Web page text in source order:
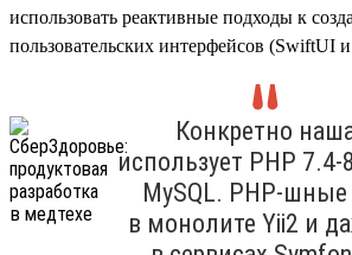
использовать реактивные подходы к
пользовательских интерфейсов (SwiftUI
Конкретно
использует PHP
MySQL. PHP-
в монолите Yii2 и